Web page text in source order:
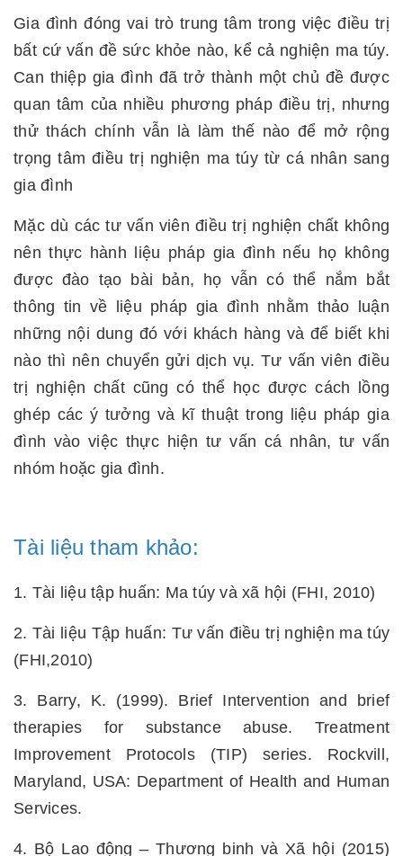
Gia đình đóng vai trò trung tâm trong việc điều trị
bất cứ vấn đề sức khỏe nào, kể cả nghiện ma túy.
Can thiệp gia đình đã trở thành một chủ đề được
quan tâm của nhiều phương pháp điều trị, nhưng
thử thách chính vẫn là làm thế nào để mở rộng
trọng tâm điều trị nghiện ma túy từ cá nhân sang
gia đình
Mặc dù các tư vấn viên điều trị nghiện chất không
nên thực hành liệu pháp gia đình nếu họ không
được đào tạo bài bản, họ vẫn có thể nắm bắt
thông tin về liệu pháp gia đình nhằm thảo luận
những nội dung đó với khách hàng và để biết khi
nào thì nên chuyển gửi dịch vụ. Tư vấn viên điều
trị nghiện chất cũng có thể học được cách lồng
ghép các ý tưởng và kĩ thuật trong liệu pháp gia
đình vào việc thực hiện tư vấn cá nhân, tư vấn
nhóm hoặc gia đình.
Tài liệu tham khảo:
1. Tài liệu tập huấn: Ma túy và xã hội (FHI, 2010)
2. Tài liệu Tập huấn: Tư vấn điều trị nghiện ma túy
(FHI,2010)
3. Barry, K. (1999). Brief Intervention and brief
therapies for substance abuse. Treatment
Improvement Protocols (TIP) series. Rockvill,
Maryland, USA: Department of Health and Human
Services.
4. Bộ Lao động – Thương binh và Xã hội (2015)